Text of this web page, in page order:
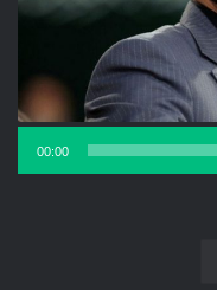
00:00